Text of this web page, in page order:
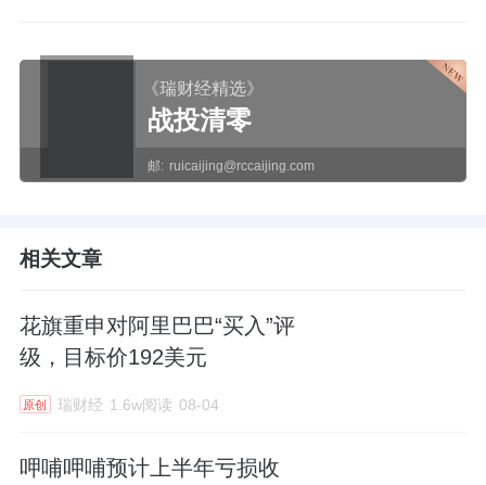
《瑞财经精选》
战投清零
邮: ruicaijing@rccaijing.com
相关文章
花旗重申对阿里巴巴“买入”评
级，目标价192美元
原创 瑞财经 1.6w阅读 08-04
呷哺呷哺预计上半年亏损收